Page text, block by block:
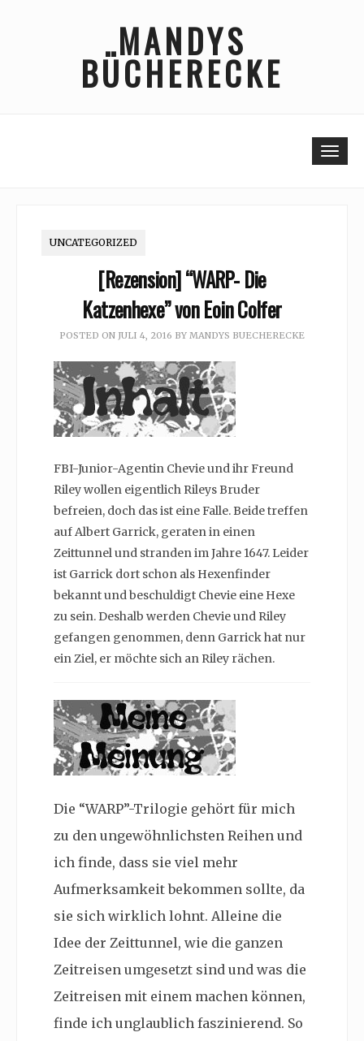
MANDYS
BÜCHERECKE
UNCATEGORIZED
[Rezension] “WARP- Die
Katzenhexe” von Eoin Colfer
POSTED ON JULI 4, 2016 BY MANDYS BUECHERECKE
FBI-Junior-Agentin Chevie und ihr Freund
Riley wollen eigentlich Rileys Bruder
befreien, doch das ist eine Falle. Beide treffen
auf Albert Garrick, geraten in einen
Zeittunnel und stranden im Jahre 1647. Leider
ist Garrick dort schon als Hexenfinder
bekannt und beschuldigt Chevie eine Hexe
zu sein. Deshalb werden Chevie und Riley
gefangen genommen, denn Garrick hat nur
ein Ziel, er möchte sich an Riley rächen.
Die “WARP”-Trilogie gehört für mich
zu den ungewöhnlichsten Reihen und
ich finde, dass sie viel mehr
Aufmerksamkeit bekommen sollte, da
sie sich wirklich lohnt. Alleine die
Idee der Zeittunnel, wie die ganzen
Zeitreisen umgesetzt sind und was die
Zeitreisen mit einem machen können,
finde ich unglaublich faszinierend. So